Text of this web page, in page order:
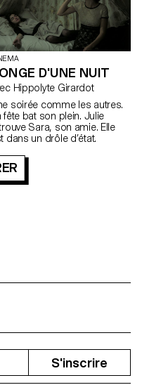
D'UNE NUIT
avec Hippolyte Girardot
soirée comme les autres.
fête bat son plein. Julie
Sara, son amie. Elle
dans un drôle d’état.
S'inscrire